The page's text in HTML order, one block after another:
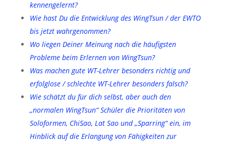
kennengelernt?
Wie hast Du die Entwicklung des WingTsun / der EWTO
bis jetzt wahrgenommen?
Wo liegen Deiner Meinung nach die häufigsten
Probleme beim Erlernen von WingTsun?
Was machen gute WT-Lehrer besonders richtig und
erfolglose / schlechte WT-Lehrer besonders falsch?
Wie schätzt du für dich selbst, aber auch den
„normalen WingTsun“ Schüler die Prioritäten von
Soloformen, ChiSao, Lat Sao und „Sparring“ ein, im
Hinblick auf die Erlangung von Fähigkeiten zur